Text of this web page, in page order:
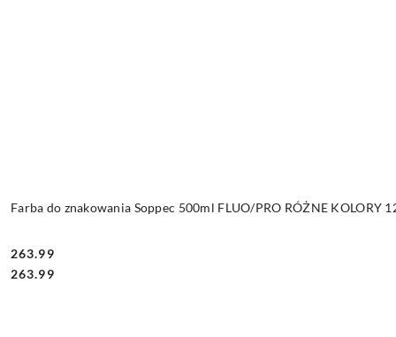
Farba do znakowania Soppec 500ml FLUO/PRO RÓŻNE KOLORY
Cena:
263.99
Cena:
263.99